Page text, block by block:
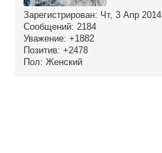
Зарегистрирован: Чт, 3 Апр 2014
Сообщений: 2184
Уважение: +1882
Позитив: +2478
Пол: Женский